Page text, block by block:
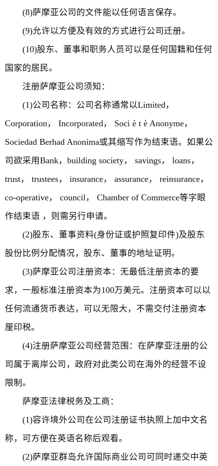
(8)萨摩亚公司的文件能以任何语言保存。
(9)允许以方便及有效的方式进行公司迁册。
(10)股东、董事和职务人员可以是任何国籍和任何
国家的居民。
注册萨摩亚公司须知：
(1)公司名称：公司名称通常以Limited，
Corporation， Incorporated， Soci è t è Anonyme，
Sociedad Berhad Anonima或其缩写作为结束语。如果公
司欲采用Bank，building society， savings， loans，
trust， trustees， insurance， assurance， reinsurance，
co-operative， council， Chamber of Commerce等字眼
作结束语 ，则需另行申请。
(2)股东、董事资料(身份证或护照复印件)及股东
股份比例分配情况，股东、董事的地址证明。
(3)萨摩亚公司注册资本：无最低注册资本的要
求，一般标准注册资本为100万美元。注册资本可以以
任何流通货币表达，可以无限大，不需交付注册资本
厘印税。
(4)注册萨摩亚公司经营范围：在萨摩亚注册的公
司属于离岸公司，政府对此类公司在海外的经营不设
限制。
萨摩亚法律税务及工商：
(1)容许境外公司在公司注册证书执照上加中文名
称，可方便在英语名称后观看。
(2)萨摩亚群岛允许国际商业公司可同时递交中英